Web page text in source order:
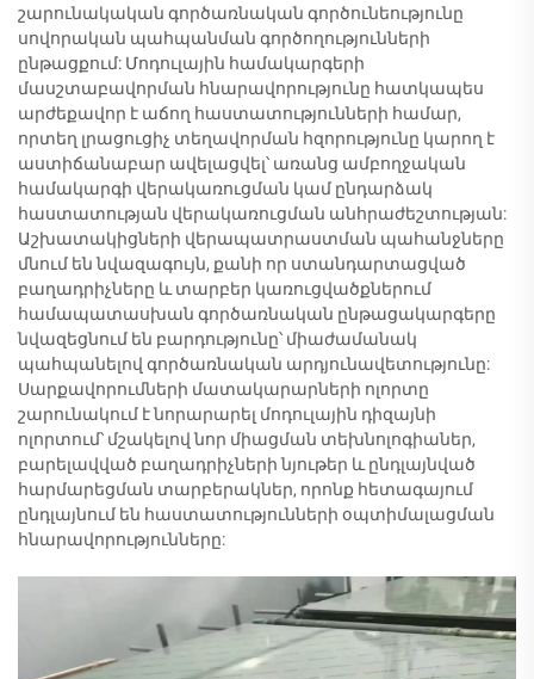
շարունակական գործառնական գործունեությունը
սովորական պահպանման գործողությունների
ընթացքում: Մոդուլային համակարգերի
մասշտաբավորման հնարավորությունը հատկապես
արժեքավոր է աճող հաստատությունների համար,
որտեղ լրացուցիչ տեղավորման հզորությունը կարող է
աստիճանաբար ավելացվել՝ առանց ամբողջական
համակարգի վերակառուցման կամ ընդարձակ
հաստատության վերակառուցման անհրաժեշտության:
Աշխատակիցների վերապատրաստման պահանջները
մնում են նվազագույն, քանի որ ստանդարտացված
բաղադրիչները և տարբեր կառուցվածքներում
համապատասխան գործառնական ընթացակարգերը
նվազեցնում են բարդությունը՝ միաժամանակ
պահպանելով գործառնական արդյունավետությունը:
Սարքավորումների մատակարարների ոլորտը
շարունակում է նորարարել մոդուլային դիզայնի
ոլորտում՝ մշակելով նոր միացման տեխնոլոգիաներ,
բարելավված բաղադրիչների նյութեր և ընդլայնված
հարմարեցման տարբերակներ, որոնք հետագայում
ընդլայնում են հաստատությունների օպտիմալացման
հնարավորությունները: